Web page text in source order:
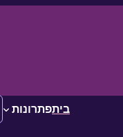
ביתפתרונות